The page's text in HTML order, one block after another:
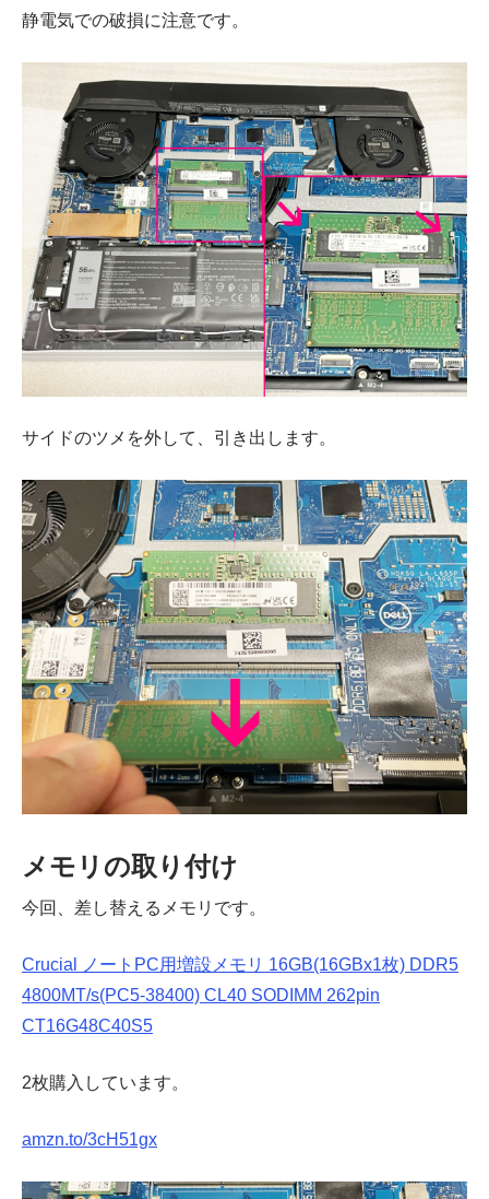
静電気での破損に注意です。
サイドのツメを外して、引き出します。
メモリの取り付け
今回、差し替えるメモリです。
Crucial ノートPC用増設メモリ 16GB(16GBx1枚) DDR5
4800MT/s(PC5-38400) CL40 SODIMM 262pin
CT16G48C40S5
2枚購入しています。
amzn.to/3cH51gx